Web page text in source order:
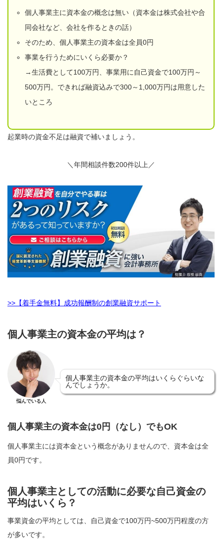
個人事業主に資本金の概念は無い（資本金は株式会社や合
同会社など、会社を作るときの話）
そのため、個人事業主の資本金は全員0円
事業を行うためにいくら必要か？
→生活費として100万円、事業用に自己資金で100万円～
500万円。できれば融資込みで300～1,000万円は用意した
いところ
起業時の資金不足は融資で補いましょう。
＼年間相談件数200件以上／
>>【着手金無料】成功報酬制の創業融資サポート
個人事業主の資本金の平均は？
悩んでいる人
個人事業主の資本金の平均はいくらぐらいな
んでしょうか。
個人事業主の資本金は0円（なし）でもOK
個人事業主には資本金という概念がありませんので、資本金は全
員0円です。
個人事業主としての活動に必要な自己資金の
平均はいくら？
事業資金の平均としては、自己資金で100万円~500万円程度の方
が多いです。